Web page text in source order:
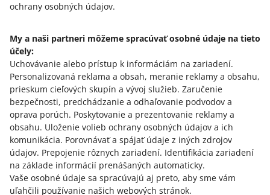
ochrany osobných údajov.
My a naši partneri môžeme spracúvať osobné údaje na tieto
účely:
Uchovávanie alebo prístup k informáciám na zariadení.
Personalizovaná reklama a obsah, meranie reklamy a obsahu,
prieskum cieľových skupín a vývoj služieb. Zaručenie
bezpečnosti, predchádzanie a odhaľovanie podvodov a
oprava porúch. Poskytovanie a prezentovanie reklamy a
obsahu. Uloženie volieb ochrany osobných údajov a ich
komunikácia. Porovnávať a spájať údaje z iných zdrojov
údajov. Prepojenie rôznych zariadení. Identifikácia zariadení
na základe informácií prenášaných automaticky.
Vaše osobné údaje sa spracúvajú aj preto, aby sme vám
uľahčili používanie našich webových stránok.
Zľavu sme zrušili, pretože kupujúci vrátil alebo zrušil
vrátime vám účtovaný poplatok v plnej výške na váš účet.
Aby sme však zabezpečili správnosť zostatku na účte,
musíme zrušiť zľavu, ktorú sme predtým na tento
poplatok uplatnili.
Potrebujete pomoc?
KONTAKTUJTE NÁS